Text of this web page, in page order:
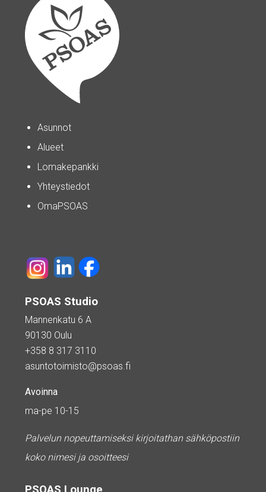
Asunnot
Alueet
Lomakepankki
Yhteystiedot
OmaPSOAS
PSOAS Studio
Mannenkatu 6 A
90130 Oulu
+358 8 317 3110
asuntotoimisto@psoas.fi
Avoinna
ma-pe 10-15
Palvelun nopeuttamiseksi kirjoitathan sähköpostiin
koko nimesi ja osoitteesi